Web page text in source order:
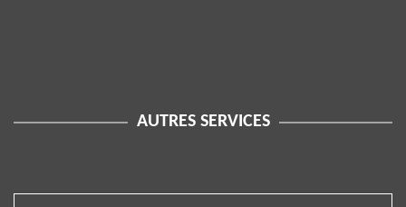
AUTRES SERVICES